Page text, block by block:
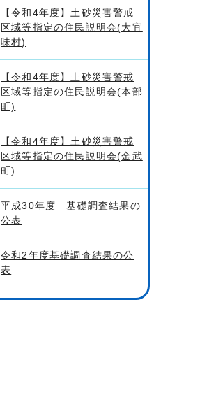
【令和4年度】土砂災害警戒
区域等指定の住民説明会(大宜
味村)
【令和4年度】土砂災害警戒
区域等指定の住民説明会(本部
町)
【令和4年度】土砂災害警戒
区域等指定の住民説明会(金武
町)
平成30年度 基礎調査結果の
公表
令和2年度基礎調査結果の公
表